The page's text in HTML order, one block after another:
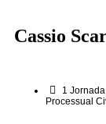
Cassio
1
Processual